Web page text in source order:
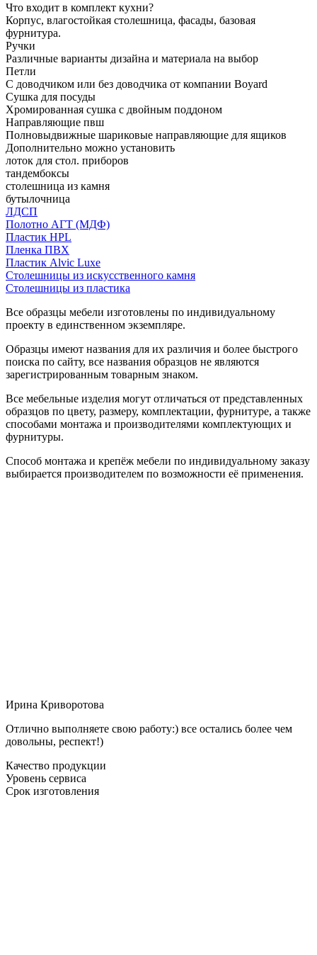
Что входит в комплект кухни?
Корпус, влагостойкая столешница, фасады, базовая
фурнитура.
Ручки
Различные варианты дизайна и материала на выбор
Петли
С доводчиком или без доводчика от компании Boyard
Сушка для посуды
Хромированная сушка с двойным поддоном
Направляющие пвш
Полновыдвижные шариковые направляющие для ящиков
Дополнительно можно установить
лоток для стол. приборов
тандембоксы
столешница из камня
бутылочница
ЛДСП
Полотно АГТ (МДФ)
Пластик HPL
Пленка ПВХ
Пластик Alvic Luxe
Столешницы из искусственного камня
Столешницы из пластика
Все образцы мебели изготовлены по индивидуальному
проекту в единственном экземпляре.
Образцы имеют названия для их различия и более быстрого
поиска по сайту, все названия образцов не являются
зарегистрированным товарным знаком.
Все мебельные изделия могут отличаться от представленных
образцов по цвету, размеру, комплектации, фурнитуре, а также
способами монтажа и производителями комплектующих и
фурнитуры.
Способ монтажа и крепёж мебели по индивидуальному заказу
выбирается производителем по возможности её применения.
Ирина Криворотова
Отлично выполняете свою работу:) все остались более чем
довольны, респект!)
Качество продукции
Уровень сервиса
Срок изготовления